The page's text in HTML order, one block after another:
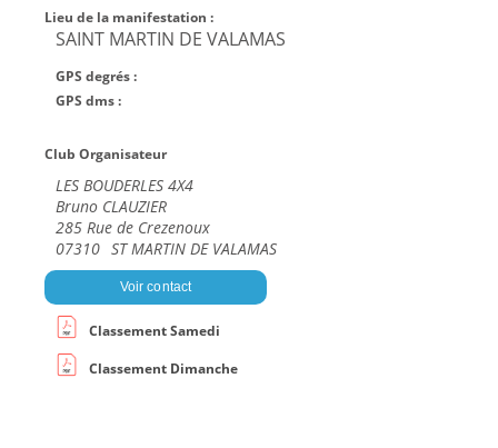
Lieu de la manifestation :
SAINT MARTIN DE VALAMAS
GPS degrés :
GPS dms :
Club Organisateur
LES BOUDERLES 4X4
Bruno CLAUZIER
285 Rue de Crezenoux
07310 ST MARTIN DE VALAMAS
Voir contact
Classement Samedi
Classement Dimanche